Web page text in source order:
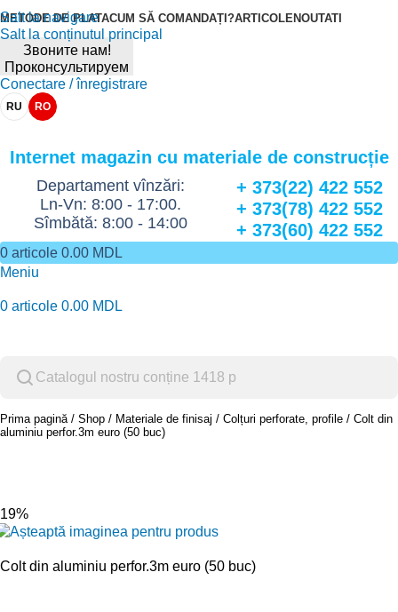
Salt la navigare
Salt la conținutul principal
METODE DE PLATACUM SĂ COMANDAȚI?ARTICOLENOUTATI
Звоните нам!
Проконсультируем
Conectare / înregistrare
RU RO
Internet magazin cu materiale de construcție
Departament vînzări:
Ln-Vn: 8:00 - 17:00.
Sîmbătă: 8:00 - 14:00
+ 373(22) 422 552
+ 373(78) 422 552
+ 373(60) 422 552
0 articole 0.00 MDL
Meniu
0 articole 0.00 MDL
Prima pagină Shop Materiale de finisaj Colțuri perforate, profile
Colt din
aluminiu perfor.3m euro (50 buc)
Colt din aluminiu perfor.3m euro (50 buc)